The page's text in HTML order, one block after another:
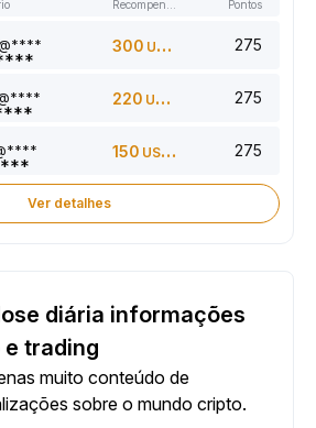
Pontos
300 USDT 275
220 USDT 275
150 USDT 275
Ver detalhes
diária informações
trading
muito conteúdo de
sobre o mundo cripto.